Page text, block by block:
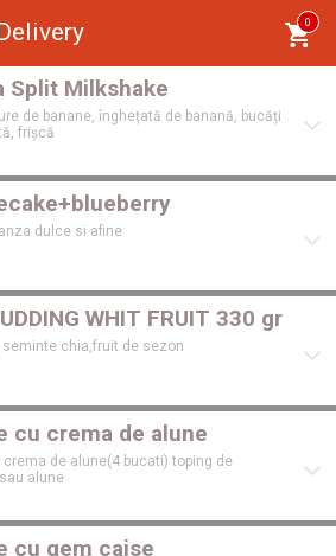
0
Split Milkshake
de banane, înghețată de banană, bucăți
frișcă
dulce si afine
WHIT FRUIT 330 gr
seminte chia,fruit de sezon
cu crema de alune
crema de alune(4 bucati) toping de
alune
cu gem caise